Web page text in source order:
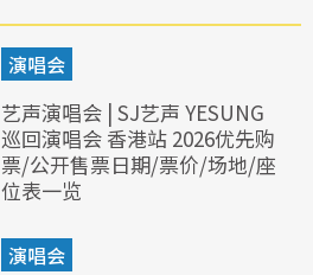
演唱会
艺声演唱会 | SJ艺声 YESUNG
巡回演唱会 香港站 2026优先购
票/公开售票日期/票价/场地/座
位表一览
演唱会